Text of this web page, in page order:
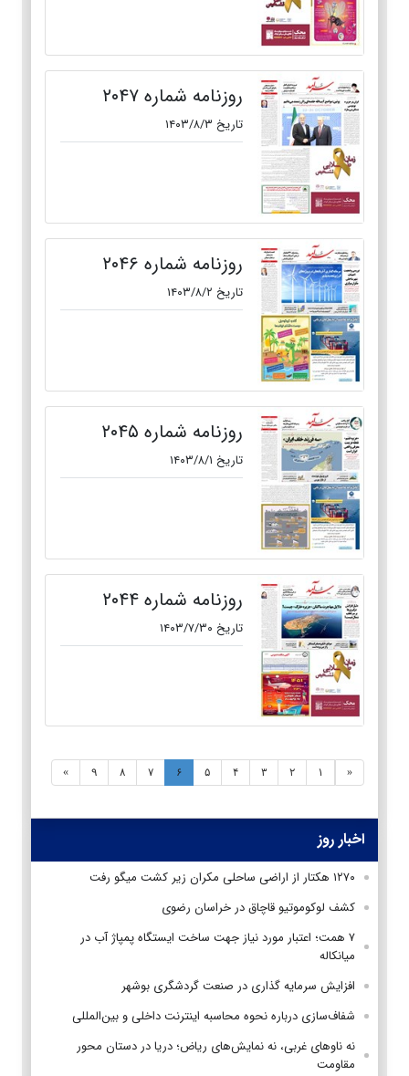
روزنامه شماره ۲۰۴۷
تاریخ ۱۴۰۳/۸/۳
روزنامه شماره ۲۰۴۶
تاریخ ۱۴۰۳/۸/۲
روزنامه شماره ۲۰۴۵
تاریخ ۱۴۰۳/۸/۱
روزنامه شماره ۲۰۴۴
تاریخ ۱۴۰۳/۷/۳۰
« ۱ ۲ ۳ ۴ ۵ ۶ ۷ ۸ ۹ »
اخبار روز
۱۲۷۰ هکتار از اراضی ساحلی مکران زیر کشت میگو رفت
کشف لوکوموتیو قاچاق در خراسان رضوی
۷ همت؛ اعتبار مورد نیاز جهت ساخت ایستگاه پمپاژ آب در
میانکاله
افزایش سرمایه گذاری در صنعت گردشگری بوشهر
شفاف‌سازی درباره نحوه محاسبه اینترنت داخلی و بین‌المللی
نه ناوهای غربی، نه نمایش‌های ریاض؛ دریا در دستان محور
مقاومت